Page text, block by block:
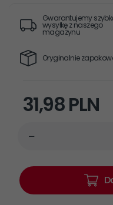
Gwarantujemy
wysyłkę z naszego
magazynu
Oryginalnie
31,98PLN